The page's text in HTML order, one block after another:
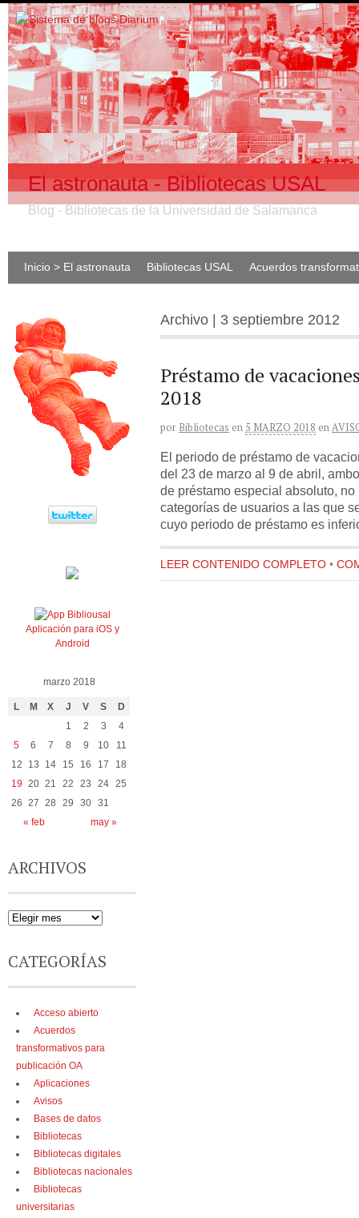
El astronauta - Bibliotecas USAL
Blog - Bibliotecas de la Universidad de Salamanca
Inicio > El astronauta Bibliotecas USAL Acuerdos
Archivo | 3 septiembre 2012
Préstamo de
2018
por Bibliotecas en 5 MARZO 2018 en
El periodo de préstamo de
del 23 de marzo al 9 de abril,
de préstamo especial absoluto,
categorías de usuarios a las que
cuyo periodo de préstamo es
LEER CONTENIDO COMPLETO •
Aplicación para iOS y
Android
marzo 2018
L M X J V S D
« feb may »
1 2 3
4
5
6 7 8 9 10
11
12
13 14 15 16 17
18
19 20 21 22 23 24 25
26 27 28 29 30 31
ARCHIVOS
CATEGORÍAS
Acceso abierto
Acuerdos
transformativos para
publicación OA
Aplicaciones
Avisos
Bases de datos
Bibliotecas
Bibliotecas digitales
Bibliotecas nacionales
Bibliotecas
universitarias